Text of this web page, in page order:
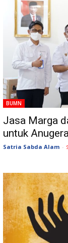
BUMN
Jasa Marga
untuk
Satria Sabda Alam -